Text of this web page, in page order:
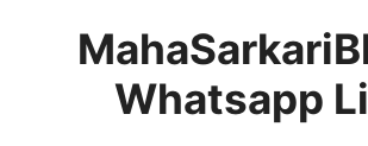
Whatsapp